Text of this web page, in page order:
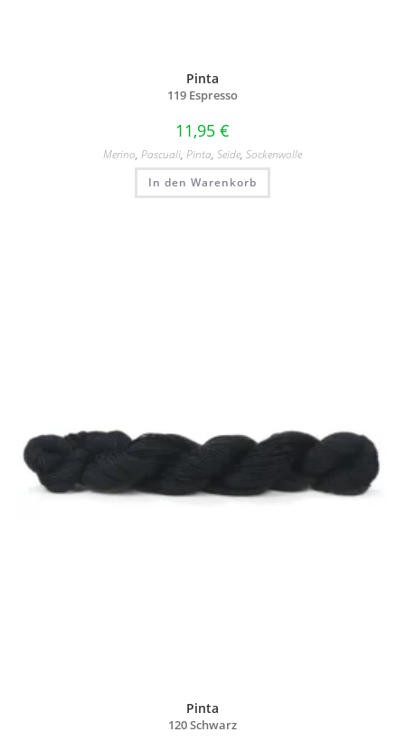
Pinta
119 Espresso
11,95 €
Merino, Pascuali, Pinta, Seide, Sockenwolle
In den Warenkorb
Pinta
120 Schwarz